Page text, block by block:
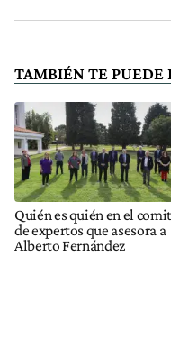
TAMBIÉN TE PUEDE
Quién es quién en el
de expertos que asesora a
Alberto Fernández